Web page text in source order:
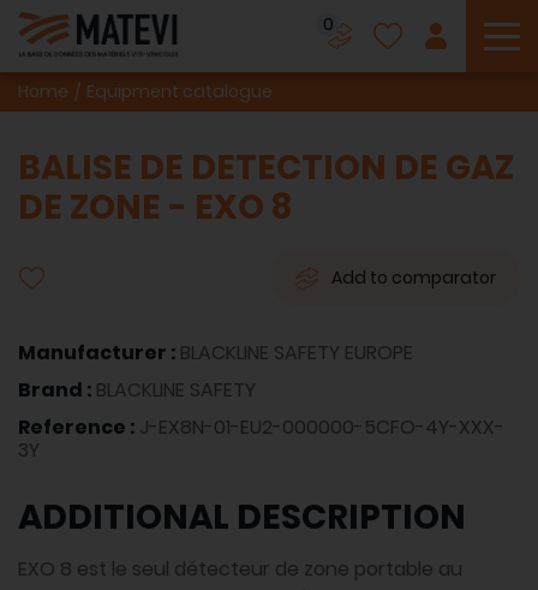
0
Home Equipment catalogue
BALISE DE DETECTION DE GAZ
DE ZONE - EXO 8
Add to comparator
Manufacturer : BLACKLINE SAFETY EUROPE
Brand : BLACKLINE SAFETY
Reference : J-EX8N-01-EU2-000000-5CFO-4Y-XXX-
3Y
ADDITIONAL DESCRIPTION
EXO 8 est le seul détecteur de zone portable au